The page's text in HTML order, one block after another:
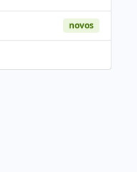
novos